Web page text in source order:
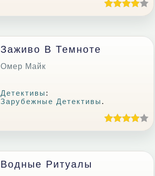
Заживо В Темноте
Омер Майк
Детективы :
Зарубежные Детективы .
Водные Ритуалы